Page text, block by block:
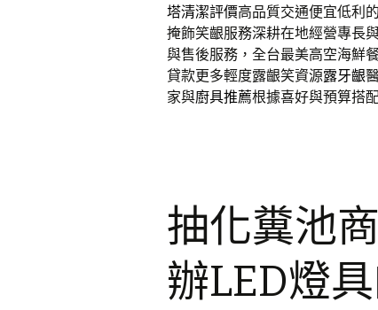
塔清潔評價高品質交通便宜低利
掩飾笑齦服務深耕在地經營專長
與售後服務，全台最美高空海鮮
貸款更多輕度露齦笑資源露牙齦
家與廚具推薦根據喜好與預算搭
抽化糞池
辦LED燈